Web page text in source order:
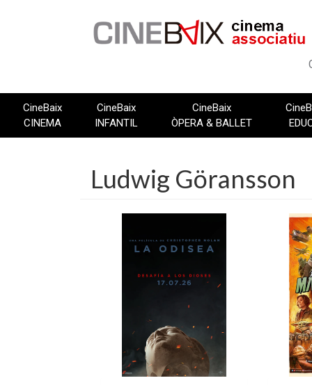
CineBaix
CINEMA
CineBaix
INFANTIL
CineBaix
ÒPERA & BALLET
Ludwig Göransson